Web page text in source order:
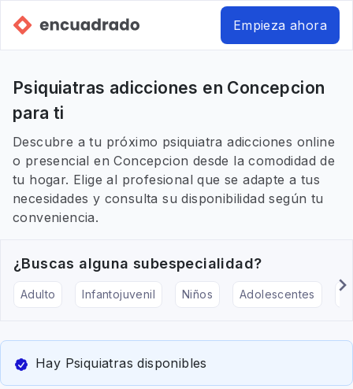
Empieza ahora
Psiquiatras adicciones en Concepcion
para ti
Descubre a tu próximo psiquiatra adicciones online
o presencial en Concepcion desde la comodidad de
tu hogar. Elige al profesional que se adapte a tus
necesidades y consulta su disponibilidad según tu
conveniencia.
¿Buscas alguna subespecialidad?
Adulto Infantojuvenil Niños Adolescentes
Hay Psiquiatras disponibles